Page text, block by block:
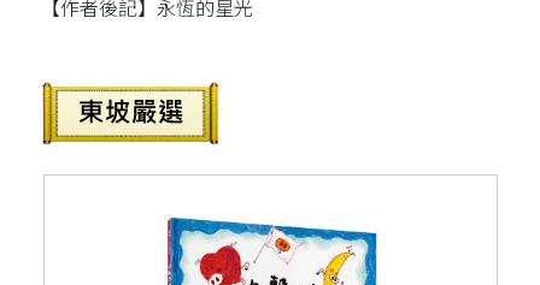
【作者後記】永恆的星光